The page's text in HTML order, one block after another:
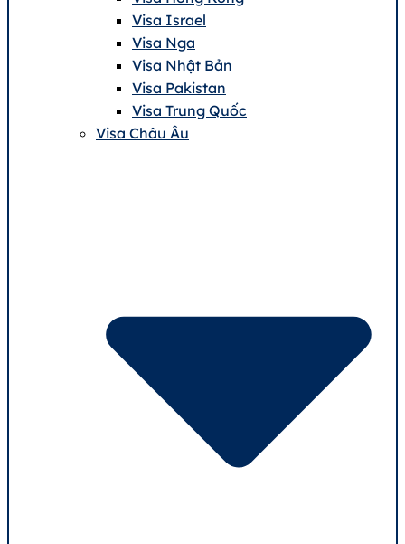
Visa Israel
Visa Nga
Visa Nhật Bản
Visa Pakistan
Visa Trung Quốc
Visa Châu Âu